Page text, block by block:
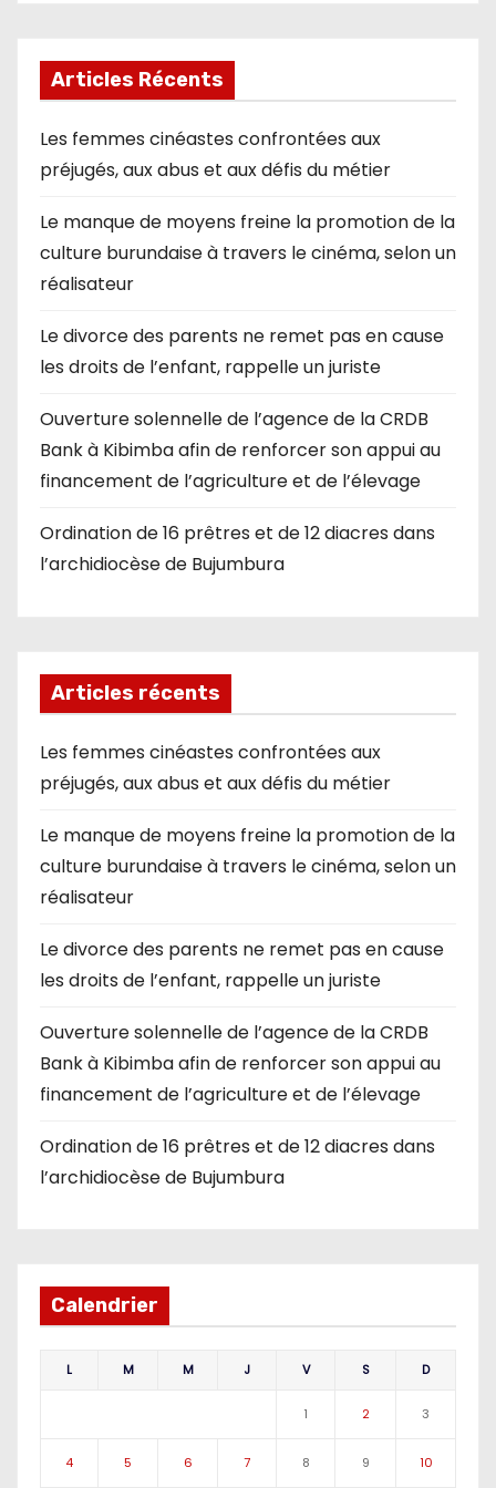
Articles Récents
Les femmes cinéastes confrontées aux
préjugés, aux abus et aux défis du métier
Le manque de moyens freine la promotion de la
culture burundaise à travers le cinéma, selon un
réalisateur
Le divorce des parents ne remet pas en cause
les droits de l’enfant, rappelle un juriste
Ouverture solennelle de l’agence de la CRDB
Bank à Kibimba afin de renforcer son appui au
financement de l’agriculture et de l’élevage
Ordination de 16 prêtres et de 12 diacres dans
l’archidiocèse de Bujumbura
Articles récents
Les femmes cinéastes confrontées aux
préjugés, aux abus et aux défis du métier
Le manque de moyens freine la promotion de la
culture burundaise à travers le cinéma, selon un
réalisateur
Le divorce des parents ne remet pas en cause
les droits de l’enfant, rappelle un juriste
Ouverture solennelle de l’agence de la CRDB
Bank à Kibimba afin de renforcer son appui au
financement de l’agriculture et de l’élevage
Ordination de 16 prêtres et de 12 diacres dans
l’archidiocèse de Bujumbura
Calendrier
L M M J V S D
1 2 3
4 5 6 7 8 9 10